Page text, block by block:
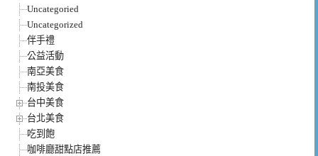
Uncategoried
Uncategorized
伴手禮
公益活動
南亞美食
南投美食
台中美食
台北美食
吃到飽
咖啡廳甜點店推薦